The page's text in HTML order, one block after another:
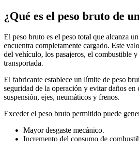
¿Qué es el peso bruto de
El peso bruto es el peso total que alcanza
encuentra completamente cargado. Este
del vehículo, los pasajeros, el combustible
transportada.
El fabricante establece un límite de peso
seguridad de la operación y evitar daños en
suspensión, ejes, neumáticos y frenos.
Exceder el peso bruto permitido puede
Mayor desgaste mecánico.
Incremento del consumo de